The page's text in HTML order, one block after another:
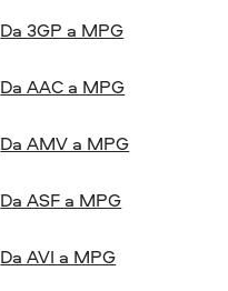
Da 3GP a MPG
Da AAC a MPG
Da AMV a MPG
Da ASF a MPG
Da AVI a MPG